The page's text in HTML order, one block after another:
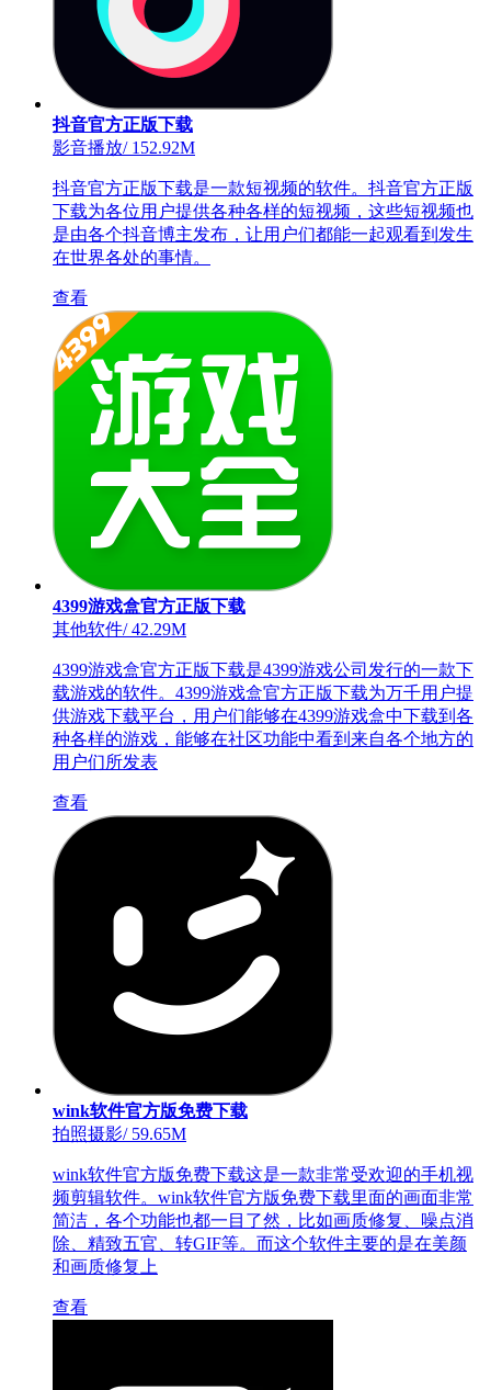
抖音官方正版下载
影音播放/152.92M
抖音官方正版下载是一款短视频的软件。抖音官方正版
下载为各位用户提供各种各样的短视频，这些短视频也
是由各个抖音博主发布，让用户们都能一起观看到发生
在世界各处的事情。
查看
4399游戏盒官方正版下载
其他软件/42.29M
4399游戏盒官方正版下载是4399游戏公司发行的一款下
载游戏的软件。4399游戏盒官方正版下载为万千用户提
供游戏下载平台，用户们能够在4399游戏盒中下载到各
种各样的游戏，能够在社区功能中看到来自各个地方的
用户们所发表
查看
wink软件官方版免费下载
拍照摄影/59.65M
wink软件官方版免费下载这是一款非常受欢迎的手机视
频剪辑软件。wink软件官方版免费下载里面的画面非常
简洁，各个功能也都一目了然，比如画质修复、噪点消
除、精致五官、转GIF等。而这个软件主要的是在美颜
和画质修复上
查看